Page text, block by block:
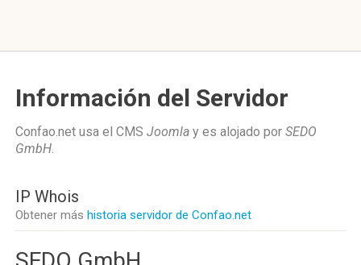
Información del Servidor
Confao.net usa el CMS Joomla y es alojado por SEDO
GmbH.
IP Whois
Obtener más historia servidor de Confao.net